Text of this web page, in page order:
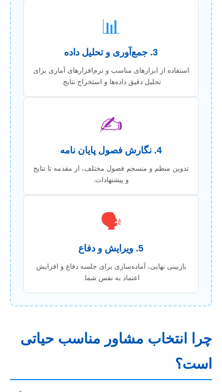
📊
3. جمع‌آوری و تحلیل داده
استفاده از ابزارهای مناسب و نرم‌افزارهای آماری برای
تحلیل دقیق داده‌ها و استخراج نتایج.
✍️
4. نگارش فصول پایان نامه
تدوین منظم و منسجم فصول مختلف، از مقدمه تا نتایج
و پیشنهادات.
🗣️
5. ویرایش و دفاع
بازبینی نهایی، آماده‌سازی برای جلسه دفاع و افزایش
اعتماد به نفس شما.
چرا انتخاب مشاور مناسب حیاتی
است؟